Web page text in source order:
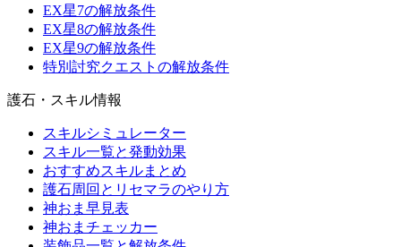
EX星7の解放条件
EX星8の解放条件
EX星9の解放条件
特別討究クエストの解放条件
護石・スキル情報
スキルシミュレーター
スキル一覧と発動効果
おすすめスキルまとめ
護石周回とリセマラのやり方
神おま早見表
神おまチェッカー